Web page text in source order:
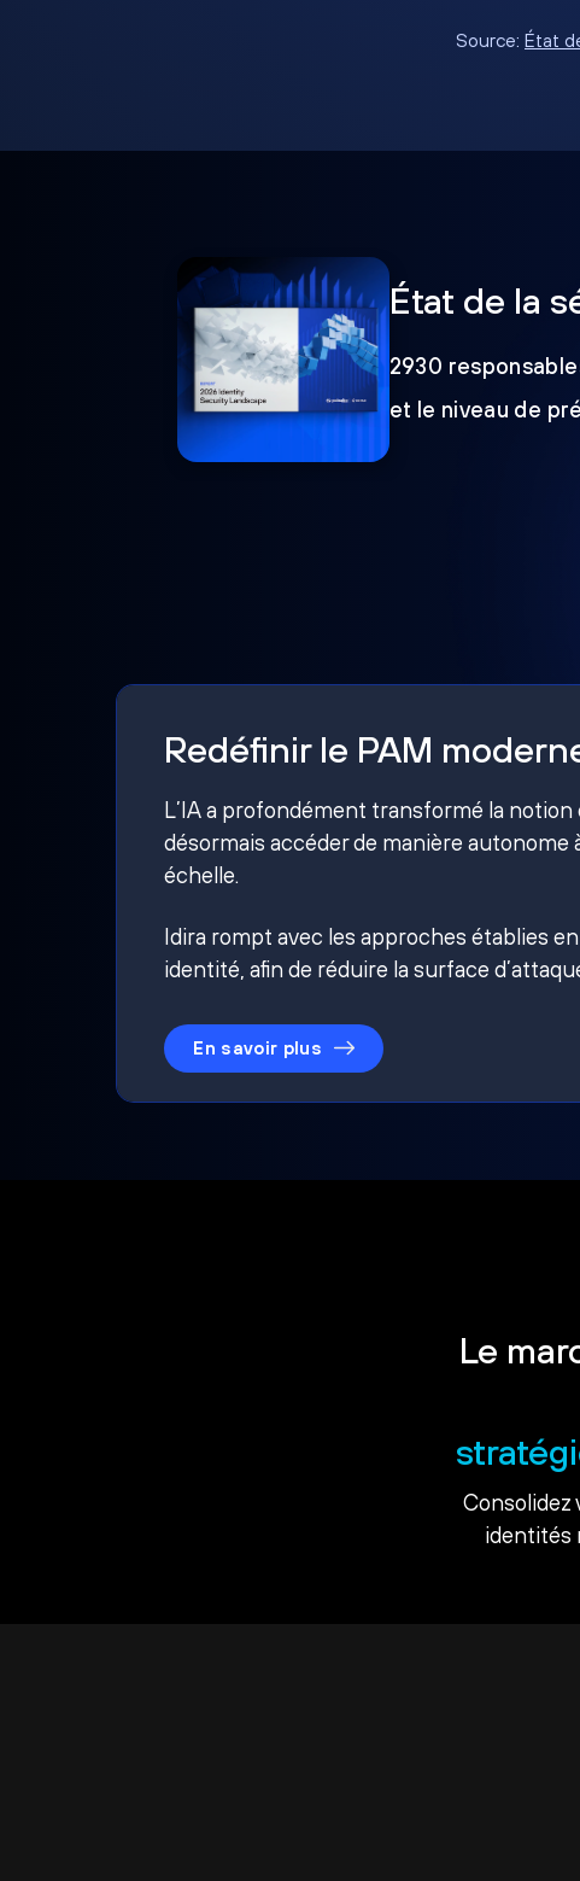
Source: État
État de la
2930
et le niveau de
Redéfinir le PAM
L’IA a profondément transformé la
désormais accéder de manière autonome
échelle.
Idira rompt avec les approches établies
identité, afin de réduire la surface
En savoir plus
Le
Consolidez
identités